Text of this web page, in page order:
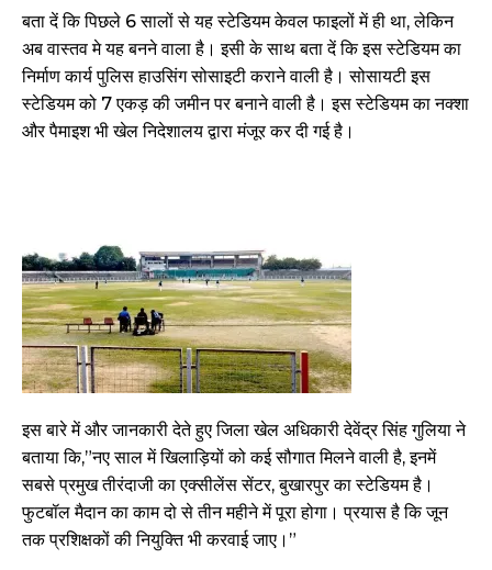
बता दें कि पिछले 6 सालों से यह स्टेडियम केवल फाइलों में ही था, लेकिन
अब वास्तव मे यह बनने वाला है। इसी के साथ बता दें कि इस स्टेडियम का
निर्माण कार्य पुलिस हाउसिंग सोसाइटी कराने वाली है। सोसायटी इस
स्टेडियम को 7 एकड़ की जमीन पर बनाने वाली है। इस स्टेडियम का नक्शा
और पैमाइश भी खेल निदेशालय द्वारा मंजूर कर दी गई है।
इस बारे में और जानकारी देते हुए जिला खेल अधिकारी देवेंद्र सिंह गुलिया ने
बताया कि,”नए साल में खिलाड़ियों को कई सौगात मिलने वाली है, इनमें
सबसे प्रमुख तीरंदाजी का एक्सीलेंस सेंटर, बुखारपुर का स्टेडियम है।
फुटबॉल मैदान का काम दो से तीन महीने में पूरा होगा। प्रयास है कि जून
तक प्रशिक्षकों की नियुक्ति भी करवाई जाए।”